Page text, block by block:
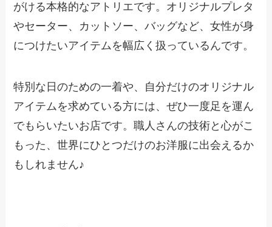
がける本格的なアトリエです。オリジナルプレタ
やセーター、カットソー、バッグなど、女性が身
につけたいアイテムを幅広く扱っているんです。
特別な日のための一着や、自分だけのオリジナル
アイテムを求めている方には、ぜひ一度足を運ん
でもらいたいお店です。職人さんの技術と心がこ
もった、世界にひとつだけのお洋服に出会えるか
もしれません♪